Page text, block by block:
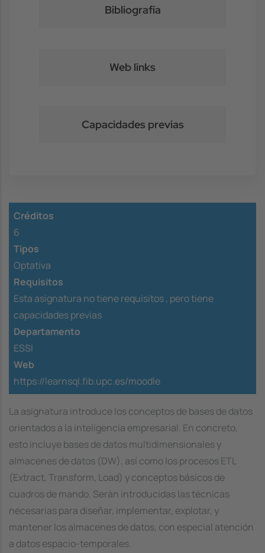
Bibliografía
Web links
Capacidades previas
Créditos
6
Tipos
Optativa
Requisitos
Esta asignatura no tiene requisitos , pero tiene
capacidades previas
Departamento
ESSI
Web
https://learnsql.fib.upc.es/moodle
La asignatura introduce los conceptos de bases de datos
orientados a la inteligencia empresarial. En concreto,
esto incluye bases de datos multidimensionales y
almacenes de datos (DW), así como los procesos ETL
(Extract, Transform, Load) y conceptos básicos de
cuadros de mando. Serán introducidas las técnicas
necesarias para diseñar, implementar, explotar, y
mantener los almacenes de datos, con especial atención
a datos espacio-temporales.